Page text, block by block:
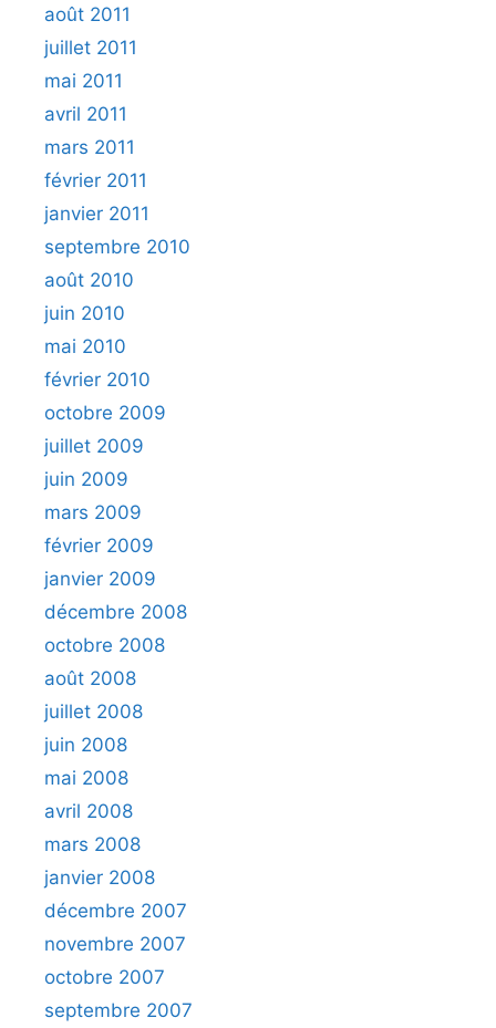
août 2011
juillet 2011
mai 2011
avril 2011
mars 2011
février 2011
janvier 2011
septembre 2010
août 2010
juin 2010
mai 2010
février 2010
octobre 2009
juillet 2009
juin 2009
mars 2009
février 2009
janvier 2009
décembre 2008
octobre 2008
août 2008
juillet 2008
juin 2008
mai 2008
avril 2008
mars 2008
janvier 2008
décembre 2007
novembre 2007
octobre 2007
septembre 2007